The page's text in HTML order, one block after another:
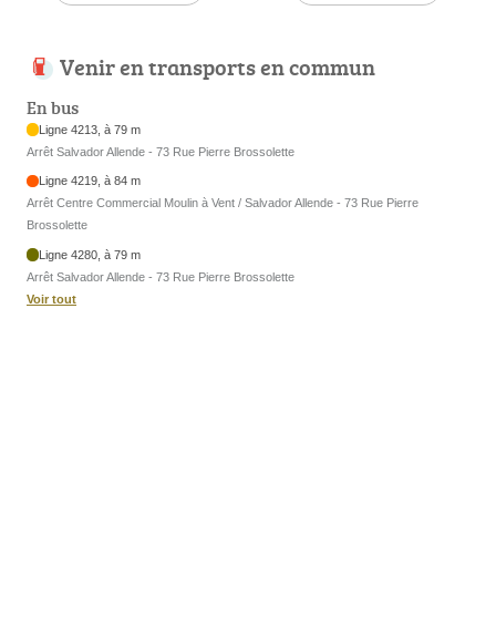
Venir en transports en commun
En bus
Ligne 4213, à 79 m
Arrêt Salvador Allende - 73 Rue Pierre Brossolette
Ligne 4219, à 84 m
Arrêt Centre Commercial Moulin à Vent / Salvador Allende - 73 Rue Pierre
Brossolette
Ligne 4280, à 79 m
Arrêt Salvador Allende - 73 Rue Pierre Brossolette
Voir tout